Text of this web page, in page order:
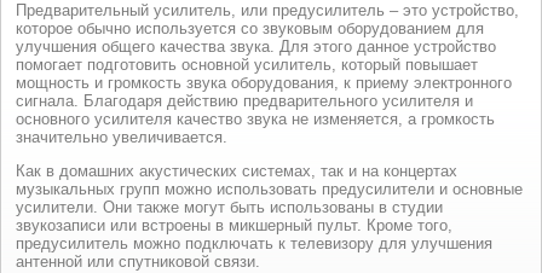
Предварительный усилитель, или предусилитель – это устройство,
которое обычно используется со звуковым оборудованием для
улучшения общего качества звука. Для этого данное устройство
помогает подготовить основной усилитель, который повышает
мощность и громкость звука оборудования, к приему электронного
сигнала. Благодаря действию предварительного усилителя и
основного усилителя качество звука не изменяется, а громкость
значительно увеличивается.
Как в домашних акустических системах, так и на концертах
музыкальных групп можно использовать предусилители и основные
усилители. Они также могут быть использованы в студии
звукозаписи или встроены в микшерный пульт. Кроме того,
предусилитель можно подключать к телевизору для улучшения
антенной или спутниковой связи.